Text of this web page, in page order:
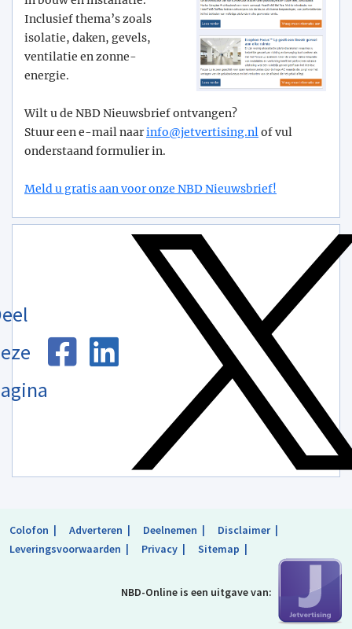
Inclusief thema’s zoals
isolatie, daken, gevels,
ventilatie en zonne-
energie.
Wilt u de NBD Nieuwsbrief ontvangen?
Stuur een e-mail naarinfo@­jetvertising.nlof vul
onderstaand formulier in.
Meld u gratis aan voor onze NBD Nieuwsbrief!
Colofon Adverteren Deelnemen
Disclaimer
Leveringsvoorwaarden
Privacy Sitemap
NBD-Online is een uitgave van: